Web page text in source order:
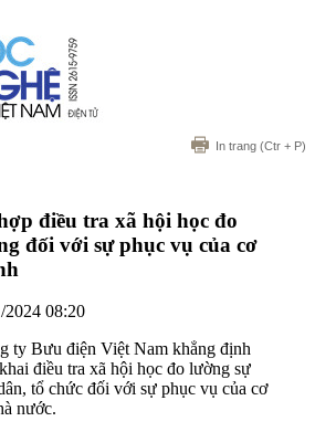
In trang (Ctr + P)
điều tra xã hội học đo
đối với sự phục vụ của cơ
2024 08:20
ty Bưu điện Việt Nam khẳng định
điều tra xã hội học đo lường sự
tổ chức đối với sự phục vụ của cơ
nước.